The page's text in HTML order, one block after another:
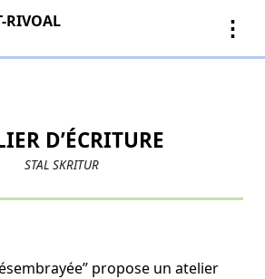
RIVOAL ⋮
D’ÉCRITURE
STAL SKRITUR
propose un atelier